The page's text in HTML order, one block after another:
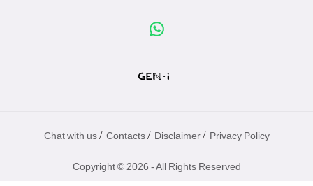
Chat with us / Contacts / Disclaimer / Privacy Policy
Copyright © 2026 - All Rights Reserved